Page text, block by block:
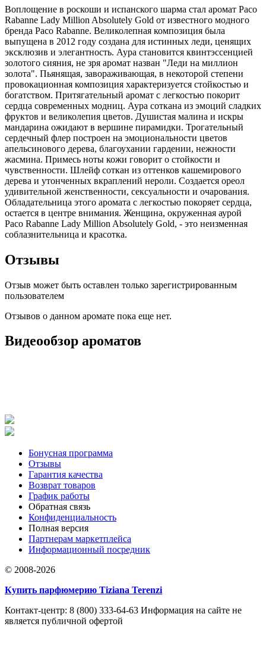
Воплощение в роскоши и испанского шарма стал аромат Paco
Rabanne Lady Million Absolutely Gold от известного модного
бренда Paco Rabanne. Великолепная композиция была
выпущена в 2012 году создана для истинных леди, ценящих
эксклюзив и элегантность. Аура становится квинтэссенцией
золотого сияния, не зря аромат назван "Леди на миллион
золота". Пьянящая, завораживающая, в некоторой степени
провокационная композиция характеризуется стойкостью и
богатством. Притягательный аромат с легкостью покорит
сердца современных модниц. Аура соткана из эмоций сладких
фруктов и великолепия цветов. Душистая малина и искры
мандарина ожидают в вершине пирамидки. Трогательный
сердечный флер построен на эмоциональности цветов
апельсинового дерева, благоухании гардении, нежности
жасмина. Примесь ноты кожи говорит о стойкости и
чувственности. Шлейф соткан из оттенков кашемирового
дерева и утонченных вкраплений нероли. Создается ореол
удивительной женственности, сексуальности и очарования.
Обладательница этого аромата с легкостью покоряет сердца,
остается в центре внимания. Женщина, окруженная аурой
Paco Rabanne Lady Million Absolutely Gold, - это неизменная
соблазнительница и красотка.
Отзывы
Отзыв может быть оставлен только зарегистрированным
пользователем
Отзывов о данном аромате пока еще нет.
Видеообзор ароматов
Бонусная программа
Отзывы
Гарантия качества
Возврат товаров
График работы
Обратная связь
Конфиденциальность
Полная версия
Партнерам маркетплейса
Информационный посредник
© 2008-2026
Купить парфюмерию Tiziana Terenzi
Контакт-центр: 8 (800) 333-64-63 Информация на сайте не
является публичной офертой